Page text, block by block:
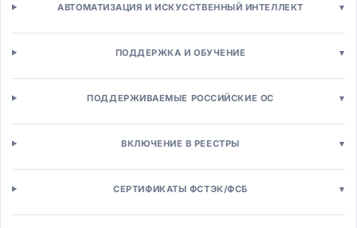
Автоматизация продаж (SFA)
Конфигуратор-цена-предложение (CPQ)
Email/SMS маркетинг
Управление кампаниями
Веб-аналитика
АВТОМАТИЗАЦИЯ И ИСКУССТВЕННЫЙ ИНТЕЛЛЕКТ ▾
ПОДДЕРЖКА И ОБУЧЕНИЕ ▾
ПОДДЕРЖИВАЕМЫЕ РОССИЙСКИЕ ОС ▾
ВКЛЮЧЕНИЕ В РЕЕСТРЫ ▾
СЕРТИФИКАТЫ ФСТЭК/ФСБ ▾